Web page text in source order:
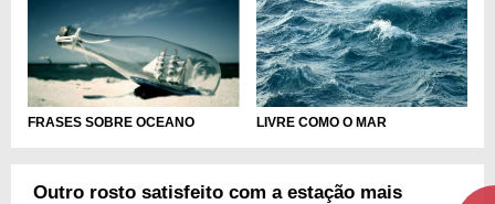
FRASES SOBRE OCEANO LIVRE COMO O MAR
Outro rosto satisfeito com a estação mais